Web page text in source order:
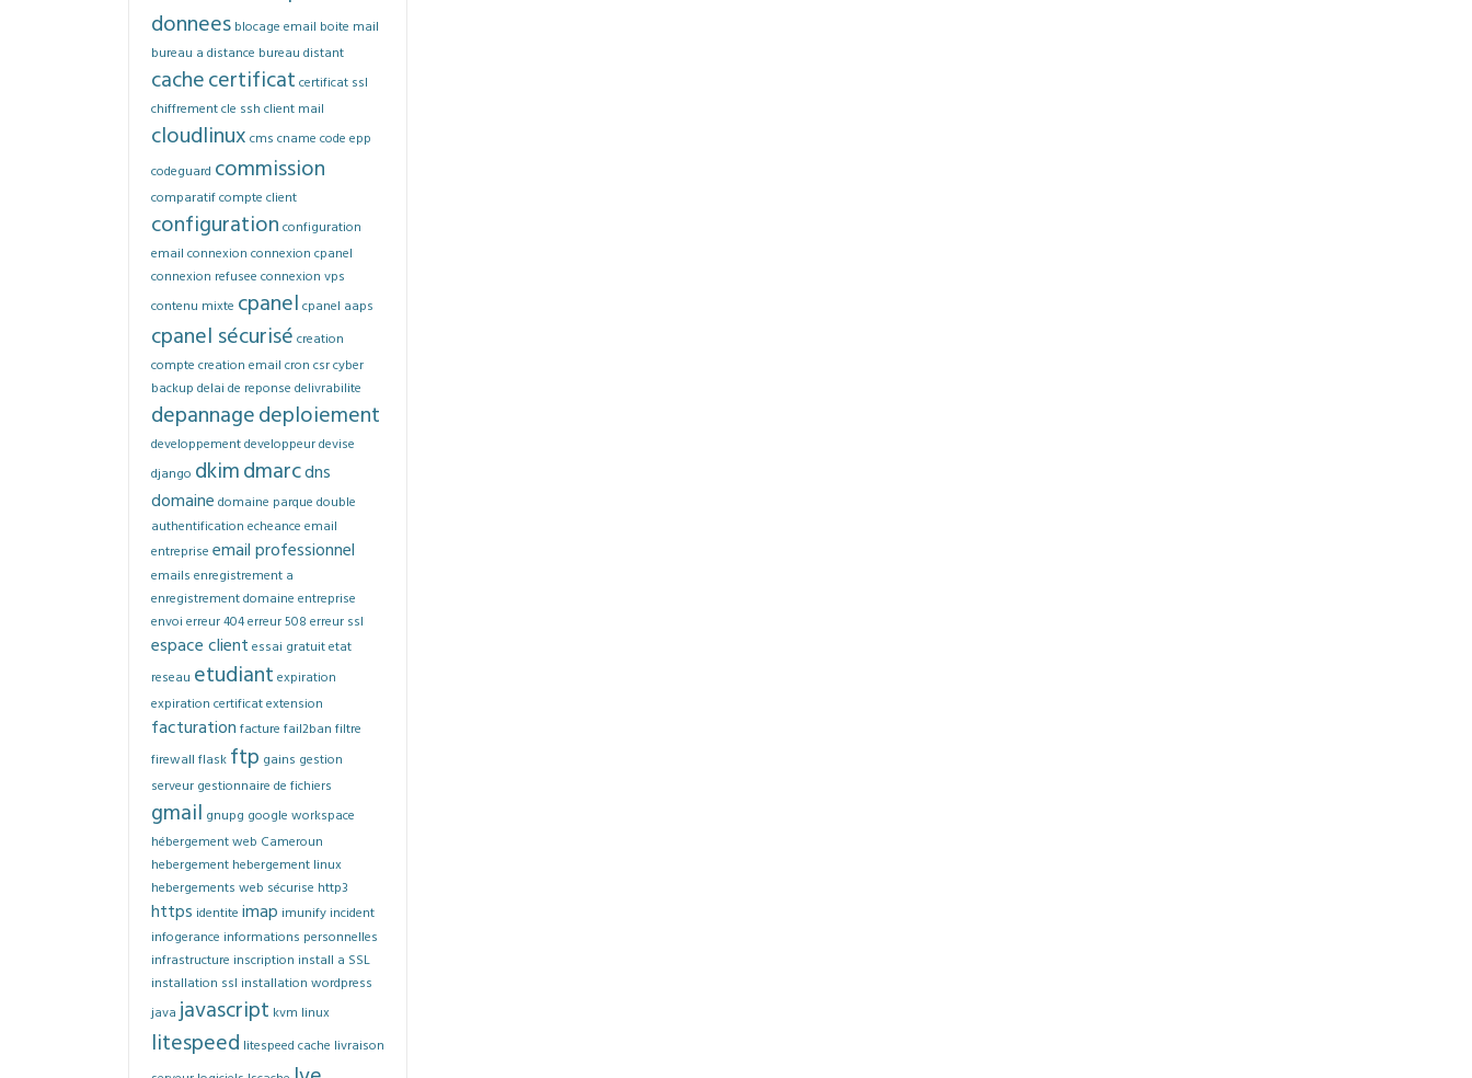
donnees blocage email boite mail
bureau a distance bureau distant
cachecertificat certificat ssl
chiffrementcle ssh client mail
cloudlinux cms cname code epp
codeguard commission
comparatifcompte client
configuration configuration
email connexion connexion cpanel
connexion refusee connexion vps
contenu mixte cpanel cpanel aaps
cpanel sécurisé creation
compte creation email cron csrcyber
backup delai de reponse delivrabilite
depannagedeploiement
developpementdeveloppeurdevise
django dkimdmarcdns
domaine domaine parque double
authentification echeance email
entreprise email professionnel
emails enregistrement a
enregistrement domaine entreprise
envoi erreur 404erreur 508 erreur ssl
espace client essai gratuitetat
reseau etudiant expiration
expiration certificatextension
facturation facture fail2ban filtre
firewall flask ftp gains gestion
serveur gestionnaire de fichiers
gmail gnupg google workspace
hébergement web Cameroun
hebergement hebergement linux
hebergements web sécurise http3
https identite imap imunify incident
infogerance informations personnelles
infrastructure inscription install a SSL
installation ssl installation wordpress
java javascript kvm linux
litespeed litespeed cache livraison